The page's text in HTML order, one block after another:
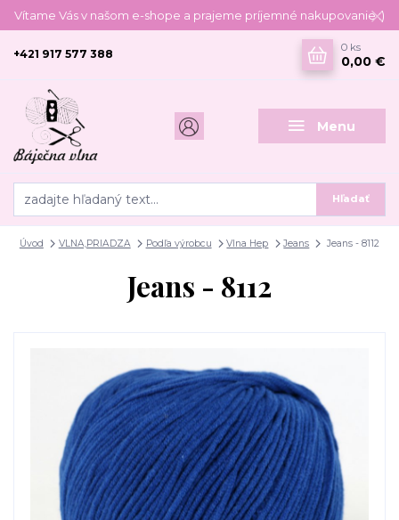
Vítame Vás v našom e-shope a prajeme príjemné nakupovanie :)
Menu
Hľadať
+421 917 577 388
0 ks
0,00 €
Úvod VLNA,PRIADZA Podľa výrobcu Vlna Hep Jeans Jeans - 8112
Jeans - 8112